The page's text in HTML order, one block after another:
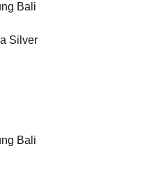
Bali
Silver
Bali